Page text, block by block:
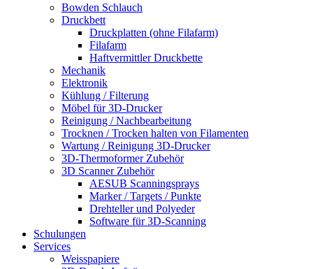
Bowden Schlauch
Druckbett
Druckplatten (ohne Filafarm)
Filafarm
Haftvermittler Druckbette
Mechanik
Elektronik
Kühlung / Filterung
Möbel für 3D-Drucker
Reinigung / Nachbearbeitung
Trocknen / Trocken halten von Filamenten
Wartung / Reinigung 3D-Drucker
3D-Thermoformer Zubehör
3D Scanner Zubehör
AESUB Scanningsprays
Marker / Targets / Punkte
Drehteller und Polyeder
Software für 3D-Scanning
Schulungen
Services
Weisspapiere